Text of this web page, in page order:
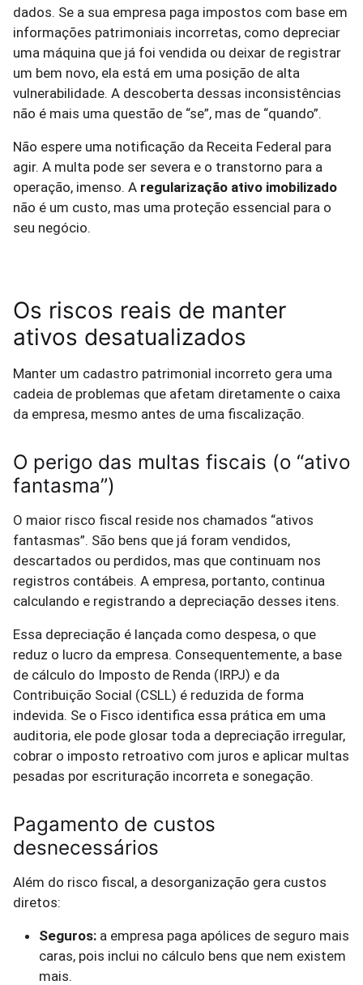
dados. Se a sua empresa paga impostos com base em
informações patrimoniais incorretas, como depreciar
uma máquina que já foi vendida ou deixar de registrar
um bem novo, ela está em uma posição de alta
vulnerabilidade. A descoberta dessas inconsistências
não é mais uma questão de “se”, mas de “quando”.
Não espere uma notificação da Receita Federal para
agir. A multa pode ser severa e o transtorno para a
operação, imenso. A regularização ativo imobilizado
não é um custo, mas uma proteção essencial para o
seu negócio.
Os riscos reais de manter
ativos desatualizados
Manter um cadastro patrimonial incorreto gera uma
cadeia de problemas que afetam diretamente o caixa
da empresa, mesmo antes de uma fiscalização.
O perigo das multas fiscais (o “ativo
fantasma”)
O maior risco fiscal reside nos chamados “ativos
fantasmas”. São bens que já foram vendidos,
descartados ou perdidos, mas que continuam nos
registros contábeis. A empresa, portanto, continua
calculando e registrando a depreciação desses itens.
Essa depreciação é lançada como despesa, o que
reduz o lucro da empresa. Consequentemente, a base
de cálculo do Imposto de Renda (IRPJ) e da
Contribuição Social (CSLL) é reduzida de forma
indevida. Se o Fisco identifica essa prática em uma
auditoria, ele pode glosar toda a depreciação irregular,
cobrar o imposto retroativo com juros e aplicar multas
pesadas por escrituração incorreta e sonegação.
Pagamento de custos
desnecessários
Além do risco fiscal, a desorganização gera custos
diretos:
Seguros: a empresa paga apólices de seguro mais
caras, pois inclui no cálculo bens que nem existem
mais.